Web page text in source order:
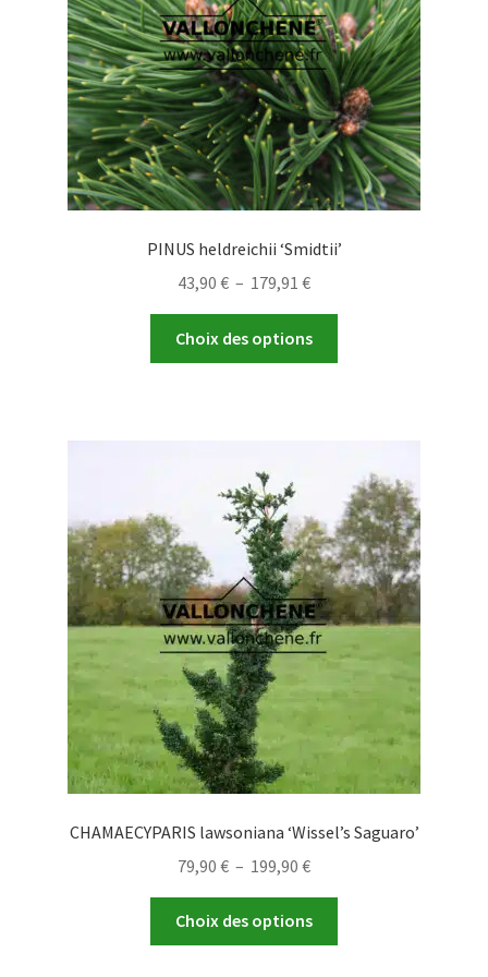
sur
la
page
du
produit
PINUS heldreichii ‘Smidtii’
43,90 € – 179,91 €Plage
prix :
43,90 €
Choix des options
options
peuvent
être
choisies
sur
la
page
CHAMAECYPARIS lawsoniana ‘Wissel’s Saguaro’
79,90 € – 199,90 €Plage
prix :
79,90 €
Choix des options